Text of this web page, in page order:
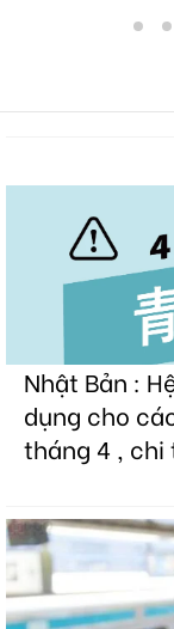
Nhật Bản :
dụng cho
tháng 4 , chi